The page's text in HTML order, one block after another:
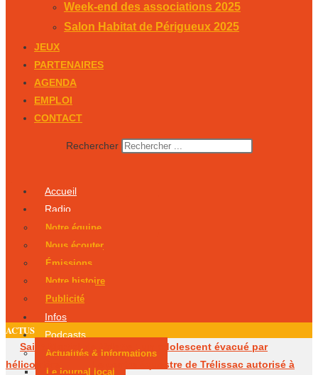
Week-end des associations 2025
Salon Habitat de Périgueux 2025
JEUX
PARTENAIRES
AGENDA
EMPLOI
CONTACT
Rechercher
Accueil
Radio
Notre équipe
Nous écouter
Émissions
Notre histoire
Publicité
Infos
Podcasts
Actualités & Informations
Le journal local
ACTUS
Saint-Martial-de-Valette : un adolescent évacué par
hélicoptère
Le centre équestre de Trélissac autorisé à